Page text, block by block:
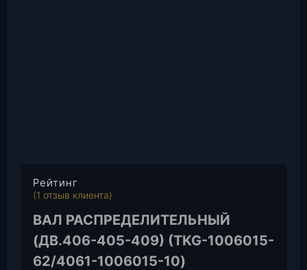
Рейтинг
4.00из 5
на основе
опроса1
пользоват
еля
(1 отзыв клиента)
ВАЛ РАСПРЕДЕЛИТЕЛЬНЫЙ
(ДВ.406-405-409) (TKG-1006015-
62/4061-1006015-10)